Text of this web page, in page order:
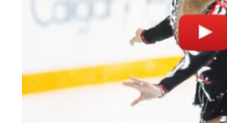
Wahana
WAHANA